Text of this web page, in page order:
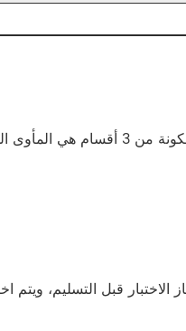
مظلة المطر المحمولة ذات الجيب
أن تجتاز الاختبار قبل